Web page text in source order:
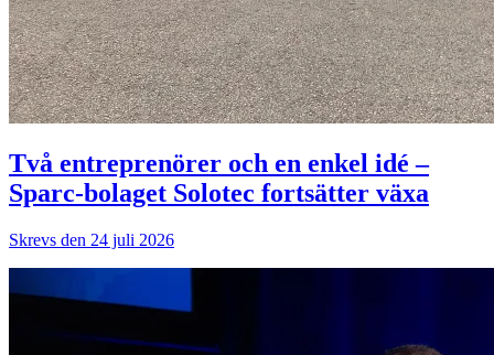
Två entreprenörer och en enkel idé –
Sparc-bolaget Solotec fortsätter växa
Skrevs den 24 juli 2026